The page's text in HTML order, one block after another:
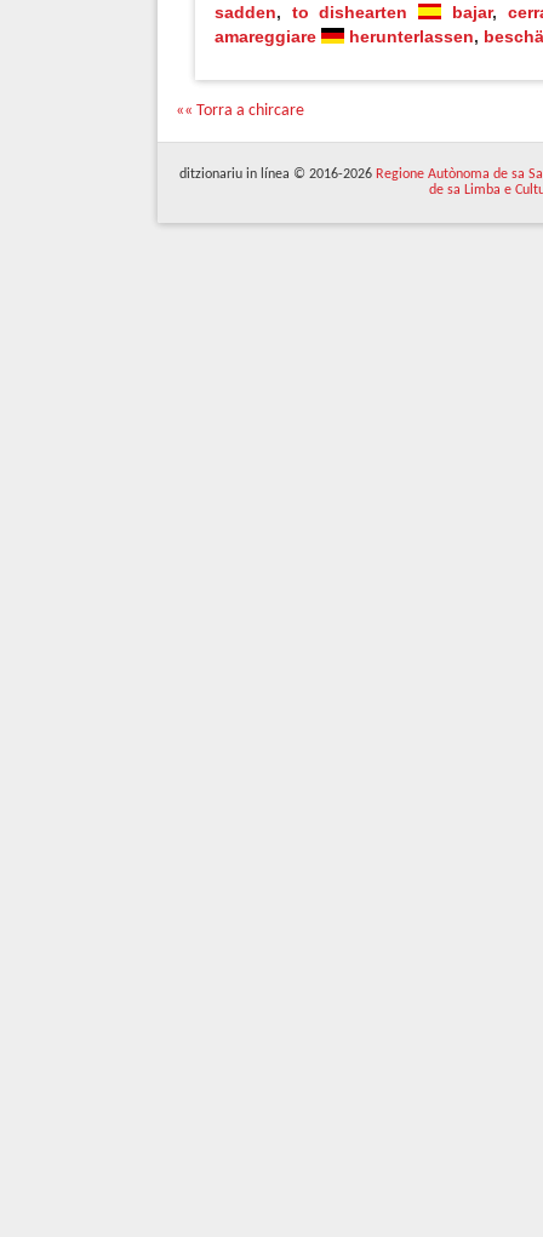
sadden, to dishearten bajar,
amareggiare
herunterlassen,
«« Torra a chircare
ditzionariu in línea © 2016-2026 Regione Autònoma de sa
de sa Limba e